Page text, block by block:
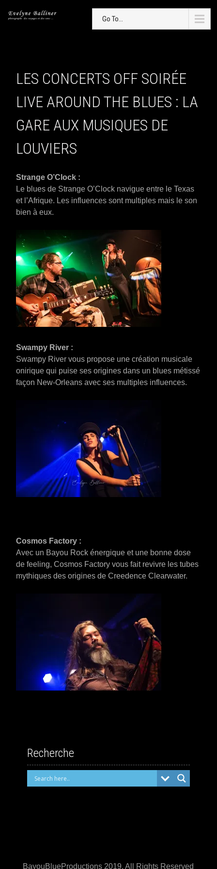
Go To...
LES CONCERTS OFF SOIRÉE
LIVE AROUND THE BLUES : LA
GARE AUX MUSIQUES DE
LOUVIERS
Strange O’Clock :
Le blues de Strange O’Clock navigue entre le Texas
et l’Afrique. Les influences sont multiples mais le son
bien à eux.
Swampy River :
Swampy River vous propose une création musicale
onirique qui puise ses origines dans un blues métissé
façon New-Orleans avec ses multiples influences.
Cosmos Factory :
Avec un Bayou Rock énergique et une bonne dose
de feeling, Cosmos Factory vous fait revivre les tubes
mythiques des origines de Creedence Clearwater.
Recherche
BayouBlueProductions 2019. All Rights Reserved